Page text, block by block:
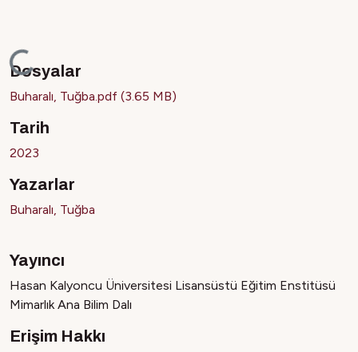
Dosyalar
Buharalı, Tuğba.pdf (3.65 MB)
Tarih
2023
Yazarlar
Buharalı, Tuğba
Yayıncı
Hasan Kalyoncu Üniversitesi Lisansüstü Eğitim Enstitüsü
Mimarlık Ana Bilim Dalı
Erişim Hakkı